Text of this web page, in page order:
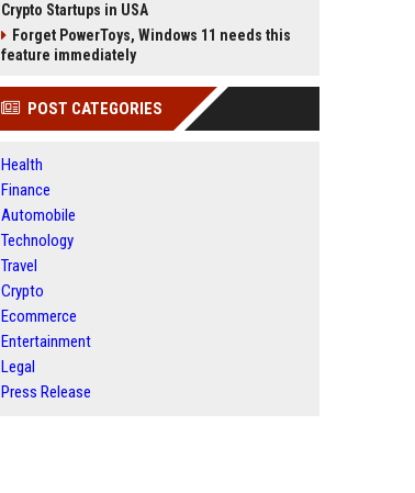
Crypto Startups in USA
Forget PowerToys, Windows 11 needs this
feature immediately
POST CATEGORIES
Health
Finance
Automobile
Technology
Travel
Crypto
Ecommerce
Entertainment
Legal
Press Release